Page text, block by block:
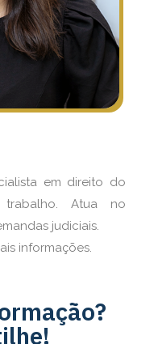
em direito do
Atua no
judiciais.
informações.